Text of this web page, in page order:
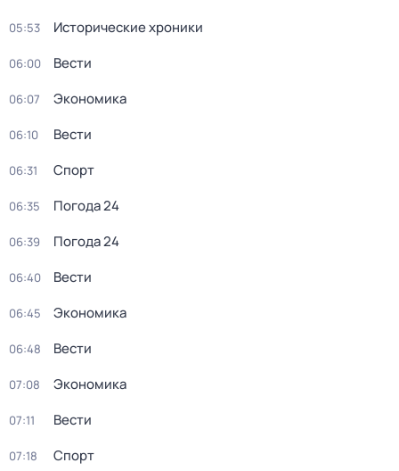
05:53 Исторические хроники
06:00 Вести
06:07 Экономика
06:10 Вести
06:31 Спорт
06:35 Погода 24
06:39 Погода 24
06:40 Вести
06:45 Экономика
06:48 Вести
07:08 Экономика
07:11 Вести
07:18 Спорт